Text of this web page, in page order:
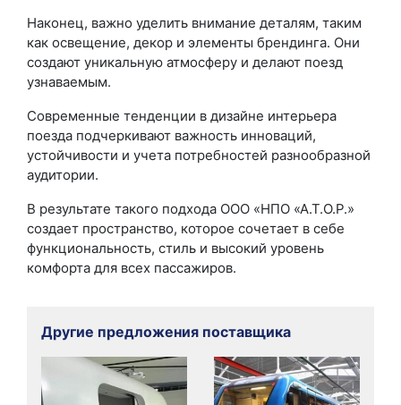
Наконец, важно уделить внимание деталям, таким
как освещение, декор и элементы брендинга. Они
создают уникальную атмосферу и делают поезд
узнаваемым.
Современные тенденции в дизайне интерьера
поезда подчеркивают важность инноваций,
устойчивости и учета потребностей разнообразной
аудитории.
В результате такого подхода ООО «НПО «А.Т.О.Р.»
создает пространство, которое сочетает в себе
функциональность, стиль и высокий уровень
комфорта для всех пассажиров.
Другие предложения поставщика